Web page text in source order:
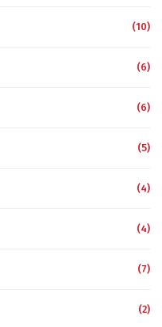
(10)
(6)
(6)
(5)
(4)
(4)
(7)
(2)